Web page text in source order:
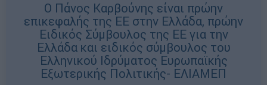
Ο Πάνος Καρβούνης είναι πρώην
επικεφαλής της ΕΕ στην Ελλάδα, πρώην
Ειδικός Σύμβουλος της ΕΕ για την
Ελλάδα και ειδικός σύμβουλος του
Ελληνικού Ιδρύματος Ευρωπαϊκής
Εξωτερικής Πολιτικής- ΕΛΙΑΜΕΠ